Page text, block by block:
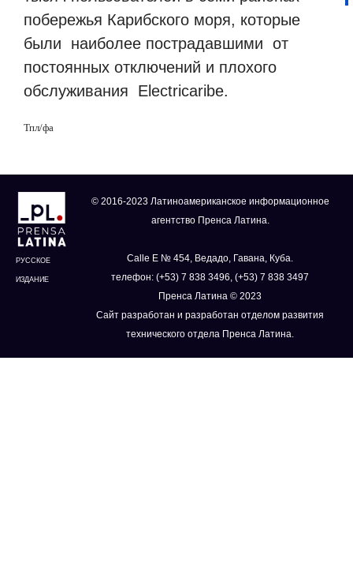
побережья Карибского моря, которые
были наиболее пострадавшими от
постоянных отключений и плохого
обслуживания Electricaribe.
Тпл/фа
РУССКОЕ
ИЗДАНИЕ
© 2016-2023 Латиноамериканское информационное
агентство Пренса Латина.
Calle E № 454, Ведадо, Гавана, Куба.
телефон: (+53) 7 838 3496, (+53) 7 838 3497
Пренса Латина © 2023
Сайт разработан и разработан отделом развития
технического отдела Пренса Латина.